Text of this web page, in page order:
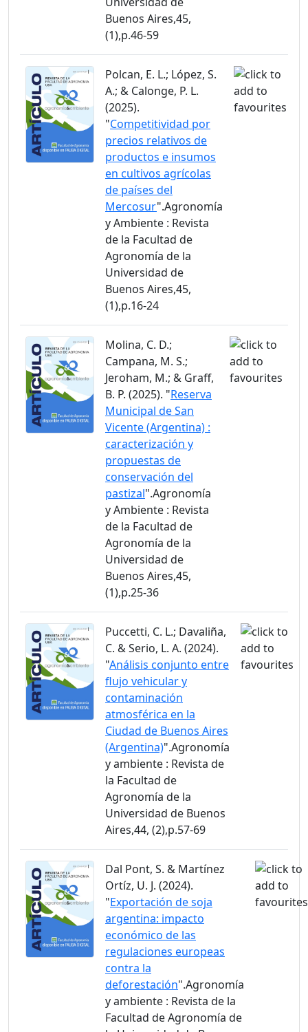
Buenos Aires,45,
(1),p.46-59
Polcan, E. L.; López, S.
A.; & Calonge, P. L.
(2025).
"Competitividad por
precios relativos de
productos e insumos
en cultivos agrícolas
de países del
Mercosur".Agronomía
y Ambiente : Revista
de la Facultad de
Agronomía de la
Universidad de
Buenos Aires,45,
(1),p.16-24
Molina, C. D.;
Campana, M. S.;
Jeroham, M.; & Graff,
B. P. (2025). "Reserva
Municipal de San
Vicente (Argentina) :
caracterización y
propuestas de
conservación del
pastizal".Agronomía
y Ambiente : Revista
de la Facultad de
Agronomía de la
Universidad de
Buenos Aires,45,
(1),p.25-36
Puccetti, C. L.; Davaliña,
C. & Serio, L. A. (2024).
"Análisis conjunto entre
flujo vehicular y
contaminación
atmosférica en la
Ciudad de Buenos Aires
(Argentina)".Agronomía
y ambiente : Revista de
la Facultad de
Agronomía de la
Universidad de Buenos
Aires,44, (2),p.57-69
Dal Pont, S. & Martínez
Ortíz, U. J. (2024).
"Exportación de soja
argentina: impacto
económico de las
regulaciones europeas
contra la
deforestación".Agronomía
y ambiente : Revista de la
Facultad de Agronomía de